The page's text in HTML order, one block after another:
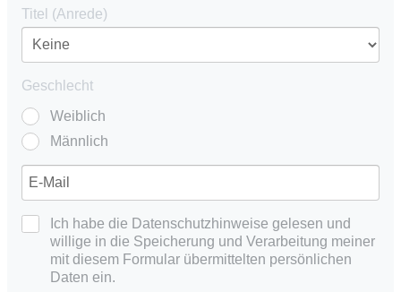
Titel (Anrede)
Geschlecht
Weiblich
Männlich
Ich habe die Datenschutzhinweise gelesen und
willige in die Speicherung und Verarbeitung meiner
mit diesem Formular übermittelten persönlichen
Daten ein.